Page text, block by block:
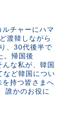
チャーにハマ
渡韓しながら
、30代後半で
。帰国後
な私が、韓国
など韓国につい
持つ皆さまへ
誰かのお役に